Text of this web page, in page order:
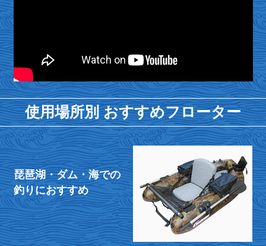
使用場所別 おすすめフローター
琵琶湖・ダム・海での
釣りにおすすめ